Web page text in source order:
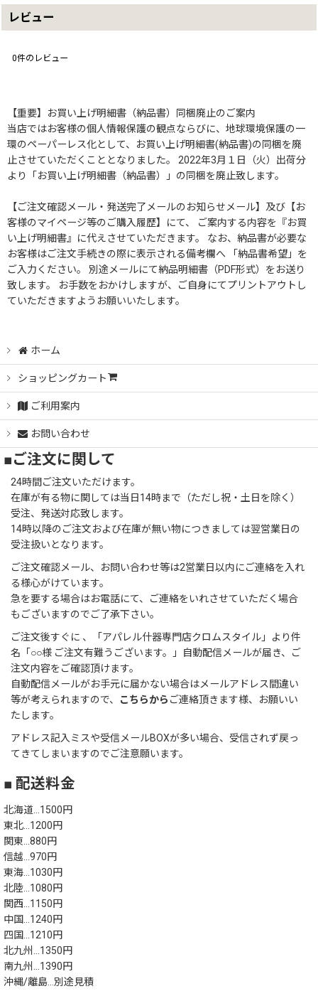
レビュー
0件のレビュー
【重要】お買い上げ明細書（納品書）同梱廃止のご案内
当店ではお客様の個人情報保護の観点ならびに、地球環境保護の一
環のペーパーレス化として、お買い上げ明細書(納品書)の同梱を廃
止させていただくこととなりました。 2022年3月１日（火）出荷分
より「お買い上げ明細書（納品書）」の同梱を廃止致します。
【ご注文確認メール・発送完了メールのお知らせメール】及び【お
客様のマイページ等のご購入履歴】にて、 ご案内する内容を『お買
い上げ明細書』に代えさせていただきます。 なお、納品書が必要な
お客様はご注文手続きの際に表示される備考欄へ 「納品書希望」を
ご入力ください。 別途メールにて納品明細書（PDF形式）をお送り
致します。 お手数をおかけしますが、ご自身にてプリントアウトし
ていただきますようお願いいたします。
ホーム
ショッピングカート
ご利用案内
お問い合わせ
■ご注文に関して
24時間ご注文いただけます。
在庫が有る物に関しては当日14時まで（ただし祝・土日を除く）
受注、発送対応致します。
14時以降のご注文および在庫が無い物につきましては翌営業日の
受注扱いとなります。
ご注文確認メール、お問い合わせ等は2営業日以内にご連絡を入れ
る様心がけています。
急を要する場合はお電話にて、ご連絡をいれさせていただく場合
もございますのでご了承下さい。
ご注文後すぐに 、「アパレル什器専門店クロムスタイル」より件
名「○○様 ご注文有難うございます。」自動配信メールが届き、ご
注文内容をご確認頂けます。
自動配信メールがお手元に届かない場合はメールアドレス間違い
等が考えられますので、
こちらから ご連絡頂きます様、お願いい
たします。
アドレス記入ミスや受信メールBOXが多い場合、受信されず戻っ
てきてしまいますのでご注意願います。
■ 配送料金
北海道…1500円
東北…1200円
関東…880円
信越…970円
東海…1030円
北陸…1080円
関西…1150円
中国…1240円
四国…1210円
北九州…1350円
南九州…1390円
沖縄/離島…別途見積